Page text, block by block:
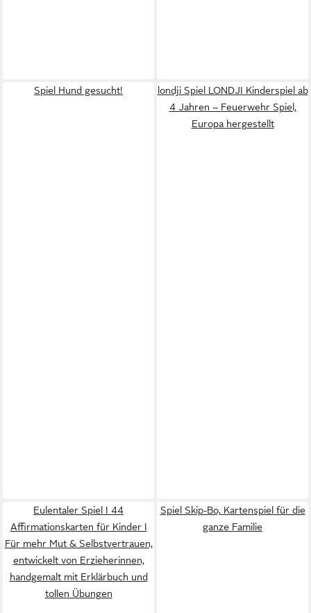
Spiel Hund gesucht!
londji Spiel LONDJI Kinderspiel ab
4 Jahren – Feuerwehr Spiel,
Europa hergestellt
Eulentaler Spiel I 44
Affirmationskarten für Kinder I
Für mehr Mut & Selbstvertrauen,
entwickelt von Erzieherinnen,
handgemalt mit Erklärbuch und
tollen Übungen
Spiel Skip-Bo, Kartenspiel für die
ganze Familie